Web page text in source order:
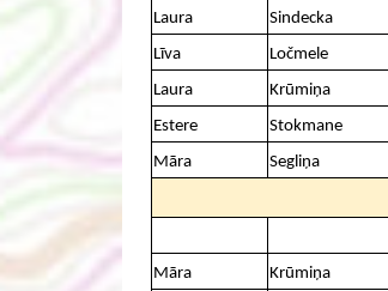
Laura
Sindecka
Līva
Ločmele
Laura
Krūmiņa
Estere
Stokmane
Māra
Segliņa
Māra
Krūmiņa